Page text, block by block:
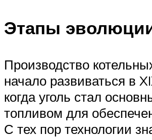
Этапы
Производство
начало развиваться в
когда уголь стал
топливом для
С тех пор технологии